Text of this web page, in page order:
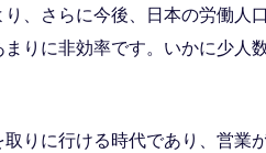
、さらに今後、日本の労働人
りに非効率です。いかに少人
りに行ける時代であり、営業